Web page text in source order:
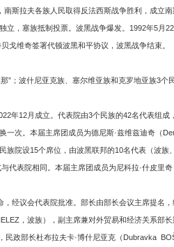
斯拉夫各族人民取得反法西斯战争胜利，成立
，塞族抵制投票。波黑战争爆发。1992年5月
戈维奇签署代顿波黑和平协议，波黑战争结束。
”；波什尼亚克族、塞尔维亚族和克罗地亚族3
年12月成立。代表院由3个民族的42名代表组
次。本届主席团成员为德尼斯·兹维兹迪奇（
院设15个席位，由波黑联邦的10名代表（波
表院相同。本届主席团成员为尼科拉·什皮里
经议会代表院批准。部长由部长会议主席提名
，波族），副主席兼对外贸易和经济关系部
政部长杜布拉夫卡·博什尼亚克（Dubravka